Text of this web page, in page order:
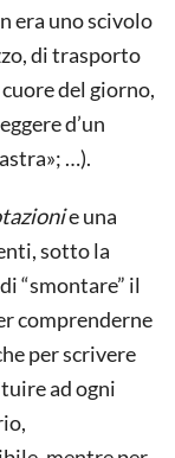
era uno scivolo
di trasporto
del giorno,
d’un
…).
e una
sotto la
“smontare” il
comprenderne
per scrivere
ad ogni